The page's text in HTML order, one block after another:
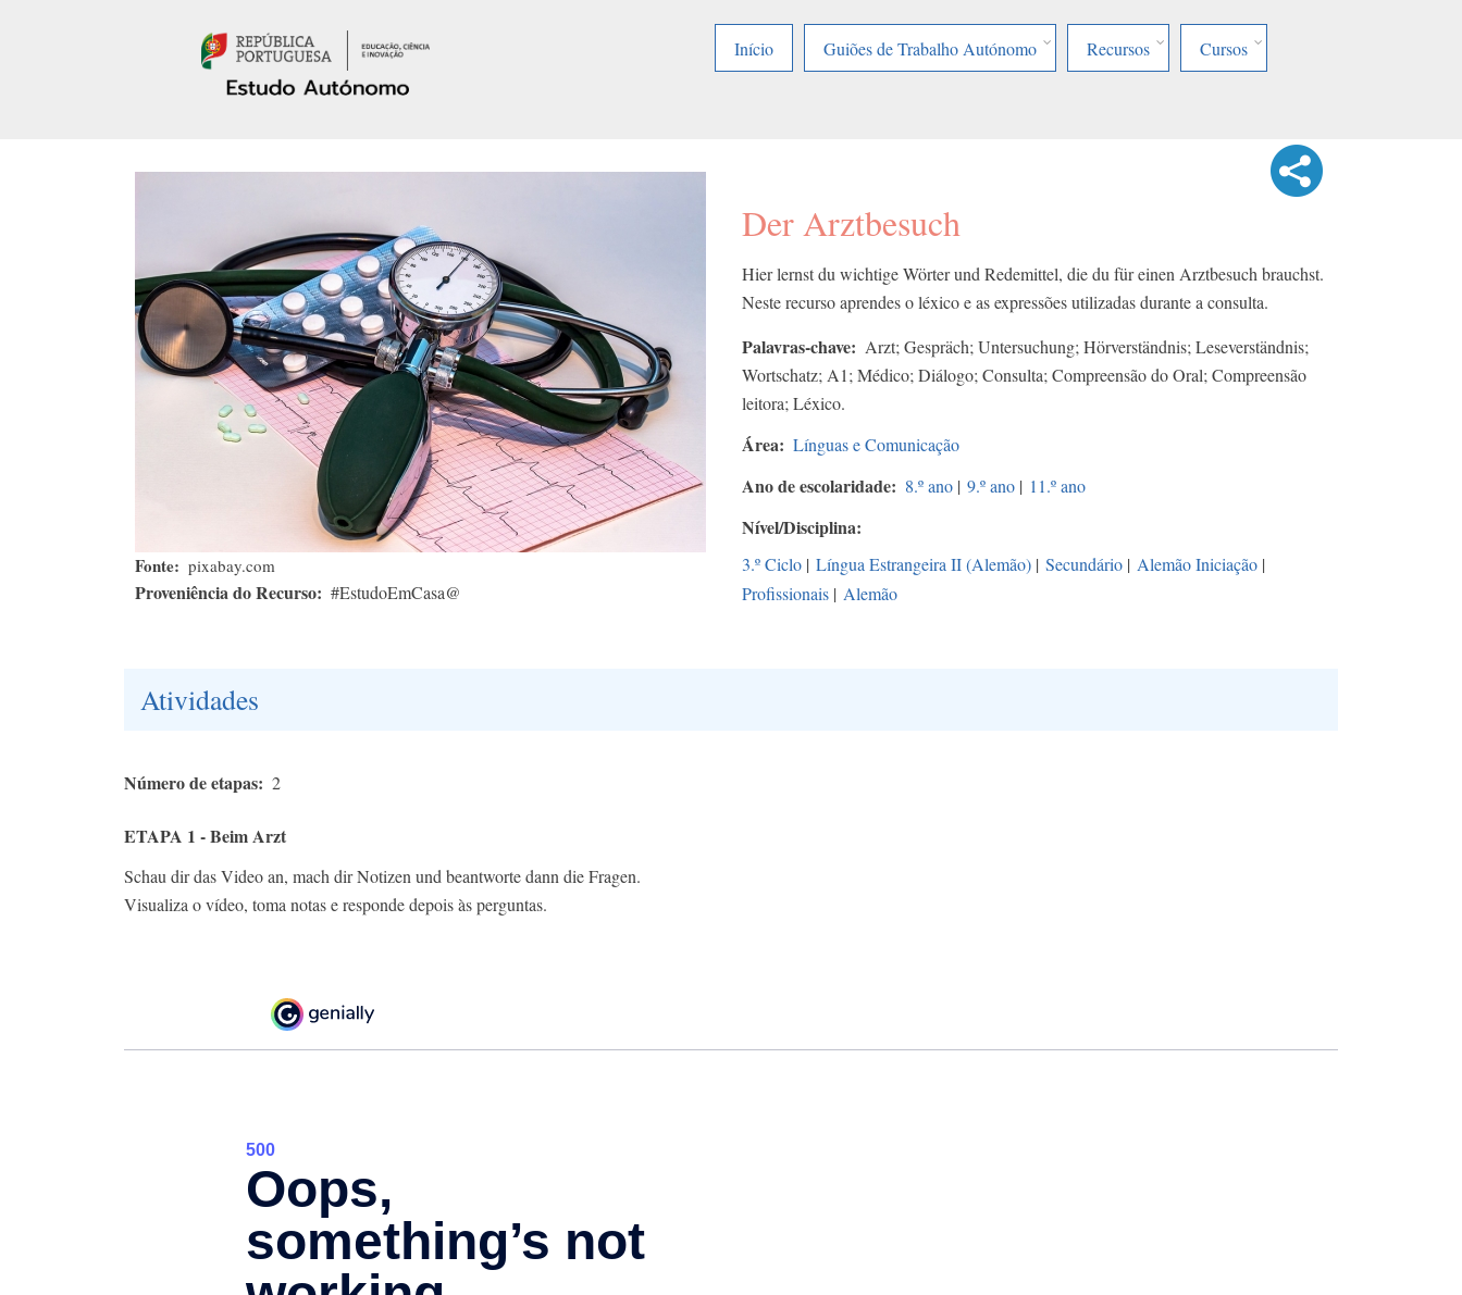
Início
Guiões de Trabalho Autónomo Recursos Cursos
Fonte pixabay.com
Proveniência do Recurso #EstudoEmCasa@
Der Arztbesuch
Hier lernst du wichtige Wörter und Redemittel, die du für einen Arztbesuch brauchst.
Neste recurso aprendes o léxico e as expressões utilizadas durante a consulta.
Palavras-chave
Arzt; Gespräch; Untersuchung; Hörverständnis; Leseverständnis;
Wortschatz; A1; Médico; Diálogo; Consulta; Compreensão do Oral; Compreensão
leitora; Léxico.
Área Línguas e Comunicação
Ano de escolaridade 8.º ano | 9.º ano | 11.º ano
Nível/Disciplina
3.º Ciclo | Língua Estrangeira II (Alemão) | Secundário | Alemão Iniciação |
Profissionais | Alemão
Atividades
Número de etapas 2
ETAPA 1 - Beim Arzt
Schau dir das Video an, mach dir Notizen und beantworte dann die Fragen.
Visualiza o vídeo, toma notas e responde depois às perguntas.